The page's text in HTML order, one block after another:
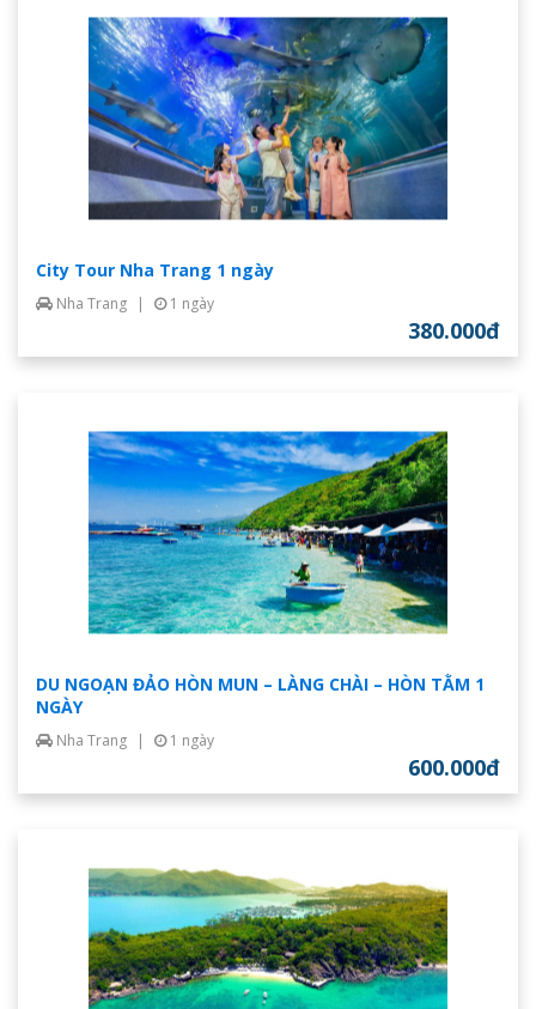
City Tour Nha Trang 1 ngày
Nha Trang | 1 ngày
380.000đ
DU NGOẠN ĐẢO HÒN MUN – LÀNG CHÀI – HÒN TẰM 1
NGÀY
Nha Trang | 1 ngày
600.000đ